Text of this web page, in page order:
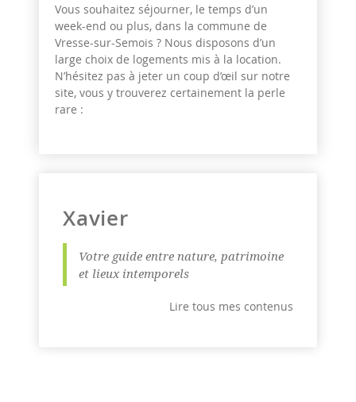
Vous souhaitez séjourner, le temps d’un
week-end ou plus, dans la commune de
Vresse-sur-Semois ? Nous disposons d’un
large choix de logements mis à la location.
N’hésitez pas à jeter un coup d’œil sur notre
site, vous y trouverez certainement la perle
rare :
Xavier
Votre guide entre nature, patrimoine
et lieux intemporels
Lire tous mes contenus